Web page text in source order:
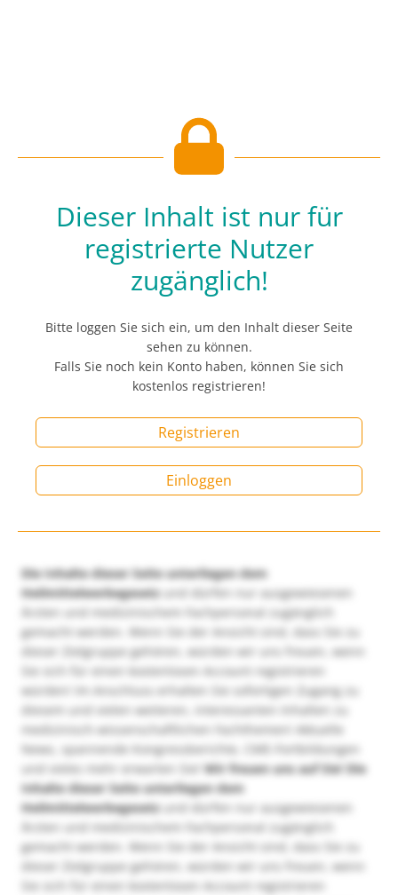
Dieser Inhalt ist nur für
registrierte Nutzer
zugänglich!
Bitte loggen Sie sich ein, um den Inhalt dieser Seite
sehen zu können.
Falls Sie noch kein Konto haben, können Sie sich
kostenlos registrieren!
Registrieren
Einloggen
Die Inhalte dieser Seite unterliegen dem
Heilmittelwerbegesetzund dürfen nur ausgewiesenen
Ärzten und medizinischem Fachpersonal zugänglich
gemacht werden. Wenn Sie der Ansicht sind, dass Sie zu
dieser Zielgruppe gehören, würden wir uns freuen, wenn
Sie sich für einen kostenlosen Account registrieren
würden! Im Anschluss erhalten Sie sofortigen Zugang zu
diesem und vielen weiteren, interessanten Inhalten zu
medizinisch-wissenschaftlichen Fachthemen! Aktuelle
News, spannende Kongressberichte, CME-Fortbildungen
und vieles mehr erwarten Sie!Wir freuen uns auf Sie! Die
Inhalte dieser Seite unterliegen dem
Heilmittelwerbegesetzund dürfen nur ausgewiesenen
Ärzten und medizinischem Fachpersonal zugänglich
gemacht werden. Wenn Sie der Ansicht sind, dass Sie zu
dieser Zielgruppe gehören, würden wir uns freuen, wenn
Sie sich für einen kostenlosen Account registrieren